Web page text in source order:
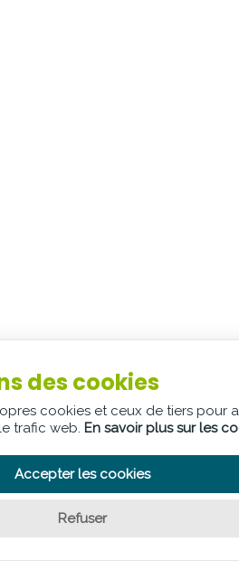
des cookies
cookies et ceux de tiers pour
trafic web. En savoir plus sur les
Accepter les cookies
Refuser